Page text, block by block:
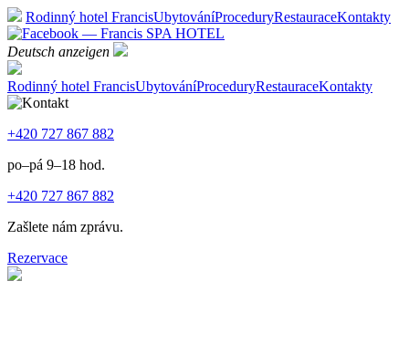
Rodinný hotel FrancisUbytováníProceduryRestauraceKontakty
Deutsch anzeigen
Rodinný hotel FrancisUbytováníProceduryRestauraceKontakty
+420 727 867 882
po–pá 9–18 hod.
+420 727 867 882
Zašlete nám zprávu.
Rezervace